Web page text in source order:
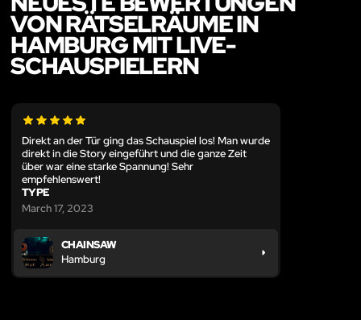
VON RÄTSELRÄUME IN
HAMBURG MIT LIVE-
SCHAUSPIELERN
Direkt an der Tür ging das Schauspiel los! Man wurde
direkt in die Story eingeführt und die ganze Zeit
über war eine starke Spannung! Sehr
empfehlenswert!
TYPE
March 17, 2023
CHAINSAW
Hamburg